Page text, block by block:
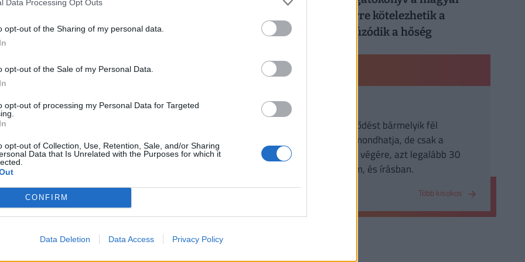
Data Processing Opt Outs
opt-out of the Sharing of my personal data.
opt-out of the Sale of my Personal Data.
opt-out of processing my Personal Data for Targeted
opt-out of Collection, Use, Retention, Sale, and/or Sharing
Data that Is Unrelated with the Purposes for which it
CONFIRM
Data Deletion Data Access Privacy Policy
az Operettszínház ünnepelt sztárja
is otthon érzi magát az énekes-színésznő.
erre a fontos területre: már szinte
körül mozgott, az utóbbi években azonban stabilan az
épít Donald Trump a magyar
a Trump család ingatlanberuházási tervét, miután a
munkahelyeken: erre kötelezhetik a
dolgozókat, ha elhúzódik a hőség
PÉNZÜGYI KISOKOS
Felmondás
a biztosítási szerződést bármelyik fél
egyoldalúan is felmondhatja, de csak a
biztosítási időszak végére, azt legalább 30
nappal megelőzően, és írásban.
Több kisokos